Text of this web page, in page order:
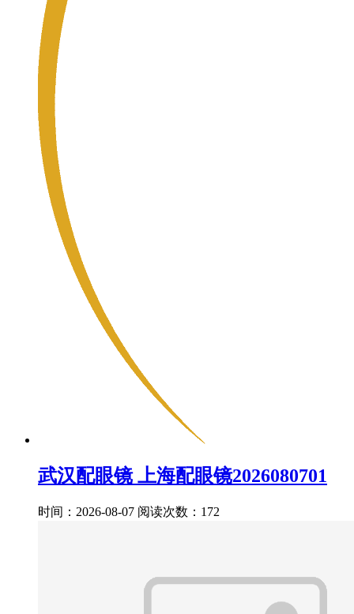
武汉配眼镜 上海配眼镜2026080701
时间：2026-08-07 阅读次数：172